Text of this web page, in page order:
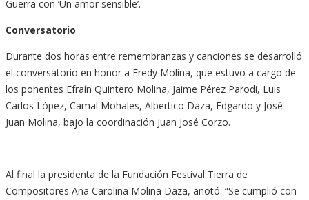
Guerra con ‘Un amor sensible’.
Conversatorio
Durante dos horas entre remembranzas y canciones se desarrolló
el conversatorio en honor a Fredy Molina, que estuvo a cargo de
los ponentes Efraín Quintero Molina, Jaime Pérez Parodi, Luis
Carlos López, Camal Mohales, Albertico Daza, Edgardo y José
Juan Molina, bajo la coordinación Juan José Corzo.
Al final la presidenta de la Fundación Festival Tierra de
Compositores Ana Carolina Molina Daza, anotó. “Se cumplió con